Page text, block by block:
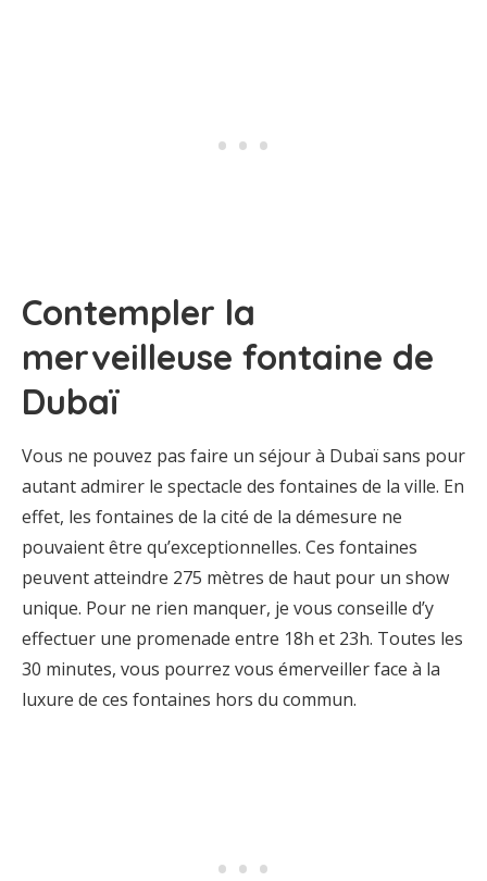
Contempler la
merveilleuse fontaine de
Dubaï
Vous ne pouvez pas faire un séjour à Dubaï sans pour
autant admirer le spectacle des fontaines de la ville. En
effet, les fontaines de la cité de la démesure ne
pouvaient être qu’exceptionnelles. Ces fontaines
peuvent atteindre 275 mètres de haut pour un show
unique. Pour ne rien manquer, je vous conseille d’y
effectuer une promenade entre 18h et 23h. Toutes les
30 minutes, vous pourrez vous émerveiller face à la
luxure de ces fontaines hors du commun.